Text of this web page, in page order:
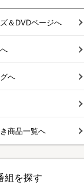
＆DVDページへ
へ
商品一覧へ
組を探す